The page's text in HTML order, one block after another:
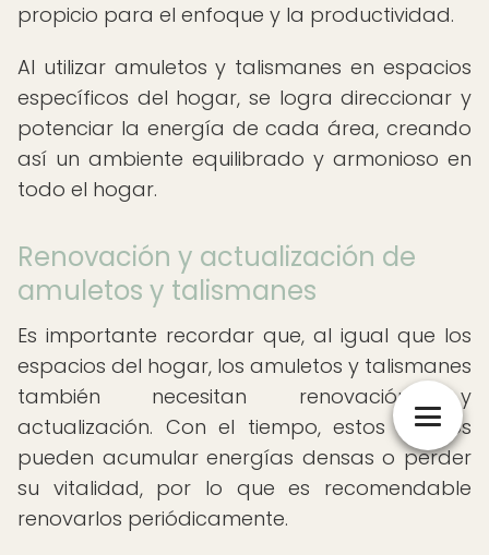
propicio para el enfoque y la productividad.
Al utilizar amuletos y talismanes en espacios
específicos del hogar, se logra direccionar y
potenciar la energía de cada área, creando
así un ambiente equilibrado y armonioso en
todo el hogar.
Renovación y actualización de
amuletos y talismanes
Es importante recordar que, al igual que los
espacios del hogar, los amuletos y talismanes
también necesitan renovación y
actualización. Con el tiempo, estos objetos
pueden acumular energías densas o perder
su vitalidad, por lo que es recomendable
renovarlos periódicamente.